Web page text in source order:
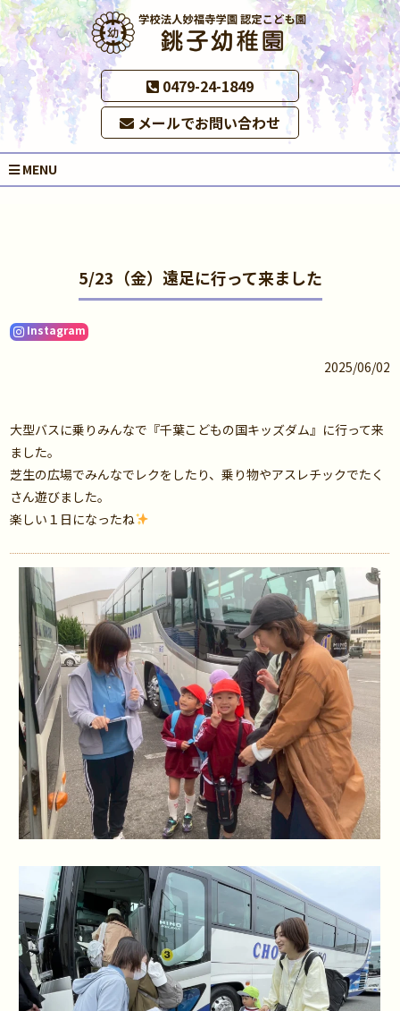
0479-24-1849
メールでお問い合わせ
MENU
5/23（金）遠足に行って来ました
Instagram
2025/06/02
大型バスに乗りみんなで『千葉こどもの国キッズダム』に行って来
ました。
芝生の広場でみんなでレクをしたり、乗り物やアスレチックでたく
さん遊びました。
楽しい１日になったね